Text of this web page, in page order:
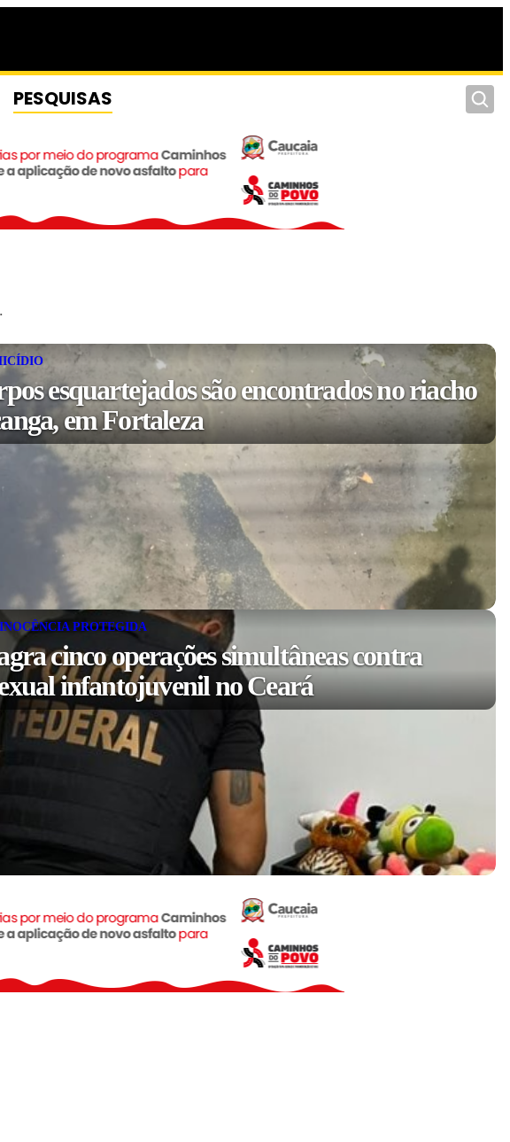
PESQUISAS
esquartejados são encontrados no riacho
em Fortaleza
PROTEGIDA
cinco operações simultâneas contra
infantojuvenil no Ceará